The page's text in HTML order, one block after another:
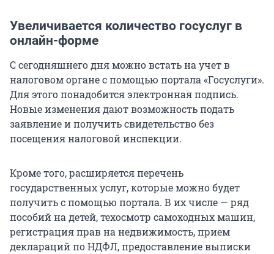
Увеличивается количество госуслуг в
онлайн-форме
С сегодняшнего дня можно встать на учет в
налоговом органе с помощью портала «Госуслуги».
Для этого понадобится электронная подпись.
Новые изменения дают возможность подать
заявление и получить свидетельство без
посещения налоговой инспекции.
Кроме того, расширяется перечень
государственных услуг, которые можно будет
получить с помощью портала. В их числе — ряд
пособий на детей, техосмотр самоходных машин,
регистрация прав на недвижимость, прием
деклараций по НДФЛ, предоставление выписки